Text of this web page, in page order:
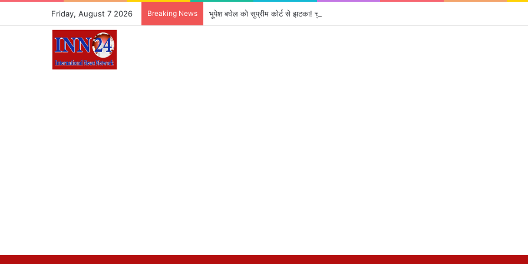
Friday, August 7 2026 Breaking News भूपेश बघेल को सुप्रीम कोर्ट से झटका! चुनाव याचिका पर होगी सुनवाई, जानें पूरा मामला